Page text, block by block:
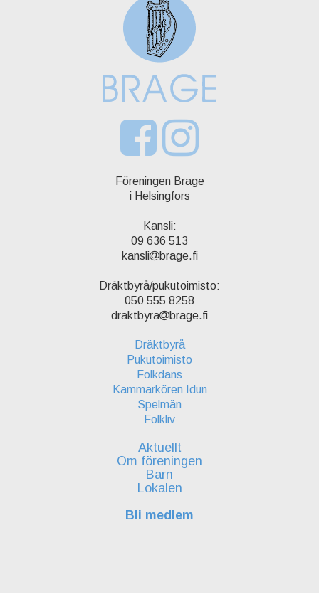
Föreningen Brage
i Helsingfors
Kansli:
09 636 513
kansli
brage.fi
Dräktbyrå/pukutoimisto:
050 555 8258
draktbyra
brage.fi
Dräktbyrå
Pukutoimisto
Folkdans
Kammarkören Idun
Spelmän
Folkliv
Aktuellt
Om föreningen
Barn
Lokalen
Bli medlem